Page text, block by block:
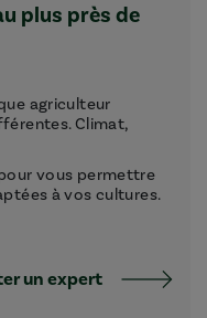
plus près de
agriculteur
Climat,
vous permettre
à vos cultures.
un expert